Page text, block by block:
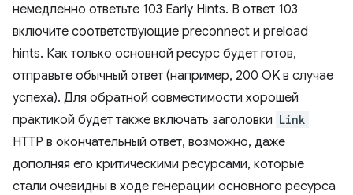
немедленно ответьте 103 Early Hints. В ответ 103
включите соответствующие preconnect и preload
hints. Как только основной ресурс будет готов,
отправьте обычный ответ (например, 200 OK в случае
успеха). Для обратной совместимости хорошей
практикой будет также включать заголовки Link
HTTP в окончательный ответ, возможно, даже
дополняя его критическими ресурсами, которые
стали очевидны в ходе генерации основного ресурса